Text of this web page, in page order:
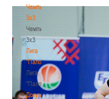
Чемпионат
3х3
Чемпионат
3х3
Лига
"Палова"
Лига
"Палова"
Документы